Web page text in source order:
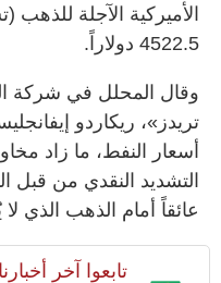
الأميركية الآجلة للذهب
4522.5 دولاراً.
وقال المحلل في شركة
تريدز»، ريكاردو
أسعار النفط، ما زاد
التشديد النقدي من قبل
عائقاً أمام الذهب الذي لا
تابعوا آخر